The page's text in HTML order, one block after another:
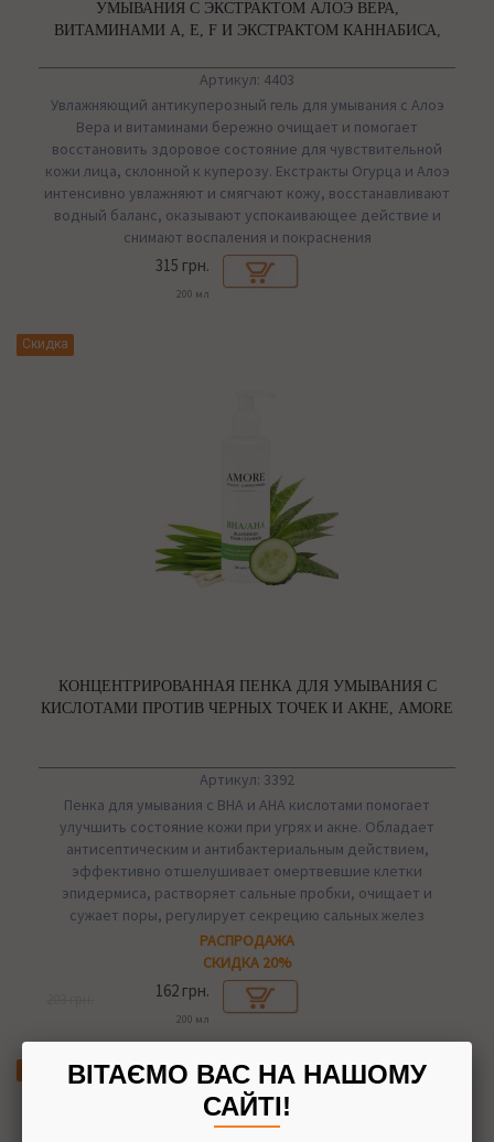
УМЫВАНИЯ С ЭКСТРАКТОМ АЛОЭ ВЕРА,
ВИТАМИНАМИ А, Е, F И ЭКСТРАКТОМ КАННАБИСА,
Артикул: 4403
Увлажняющий антикуперозный гель для умывания с Алоэ
Вера и витаминами бережно очищает и помогает
восстановить здоровое состояние для чувствительной
кожи лица, склонной к куперозу. Екстракты Огурца и Алоэ
интенсивно увлажняют и смягчают кожу, восстанавливают
водный баланс, оказывают успокаивающее действие и
снимают воспаления и покраснения
315 грн.
200 мл
Хит
Скидка
КОНЦЕНТРИРОВАННАЯ ПЕНКА ДЛЯ УМЫВАНИЯ С
КИСЛОТАМИ ПРОТИВ ЧЕРНЫХ ТОЧЕК И АКНЕ, AMORE
Артикул: 3392
Пенка для умывания с BHA и AHA кислотами помогает
улучшить состояние кожи при угрях и акне. Обладает
антисептическим и антибактериальным действием,
эффективно отшелушивает омертвевшие клетки
эпидермиса, растворяет сальные пробки, очищает и
сужает поры, регулирует секрецию сальных желез
РАСПРОДАЖА
СКИДКА 20%
162 грн.
200 мл
ВІТАЄМО ВАС НА НАШОМУ
САЙТІ!